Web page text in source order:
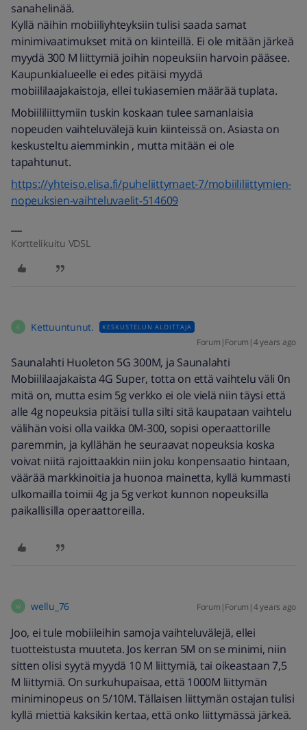
sanahelinää.
Kyllä näihin mobiiliyhteyksiin tulisi saada samat
minimivaatimukset mitä on kiinteillä. Ei ole mitään järkeä
myydä 300 M liittymiä joihin nopeuksiin harvoin pääsee.
Kaupunkialueelle ei edes pitäisi myydä
mobiililaajakaistoja, ellei tukiasemien määrää tuplata.
Mobiililiittymiin tuskin koskaan tulee samanlaisia
nopeuden vaihteluvälejä kuin kiinteissä on. Asiasta on
keskusteltu aiemminkin , mutta mitään ei ole
tapahtunut.
https://yhteiso.elisa.fi/puheliittymaet-7/mobiililiittymien-
nopeuksien-vaihteluvaelit-514609
Korttelikuitu VDSL
K Kettuuntunut. KESKUSTELUN ALOITTAJA
Forum|Forum|4 years ago
Saunalahti Huoleton 5G 300M, ja Saunalahti
Mobiililaajakaista 4G Super, totta on että vaihtelu väli 0n
mitä on, mutta esim 5g verkko ei ole vielä niin täysi että
alle 4g nopeuksia pitäisi tulla silti sitä kaupataan vaihtelu
välihän voisi olla vaikka 0M-300, sopisi operaattorille
paremmin, ja kyllähän he seuraavat nopeuksia koska
voivat niitä rajoittaakkin niin joku konpensaatio hintaan,
väärää markkinoitia ja huonoa mainetta, kyllä kummasti
ulkomailla toimii 4g ja 5g verkot kunnon nopeuksilla
paikallisilla operaattoreilla.
W wellu_76 Forum|Forum|4 years ago
Joo, ei tule mobiileihin samoja vaihteluvälejä, ellei
tuotteistusta muuteta. Jos kerran 5M on se minimi, niin
sitten olisi syytä myydä 10 M liittymiä, tai oikeastaan 7,5
M liittymiä. On surkuhupaisaa, että 1000M liittymän
miniminopeus on 5/10M. Tällaisen liittymän ostajan tulisi
kyllä miettiä kaksikin kertaa, että onko liittymässä järkeä.